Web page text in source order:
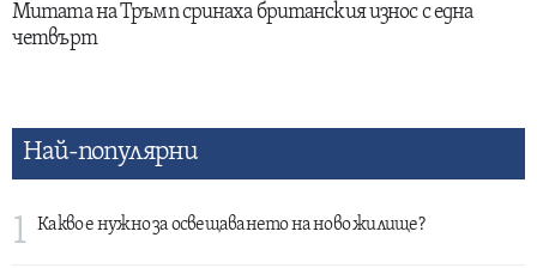
Митата на Тръмп сринаха британския износ с една
четвърт
Най-популярни
1 Какво е нужно за освещаването на ново жилище?